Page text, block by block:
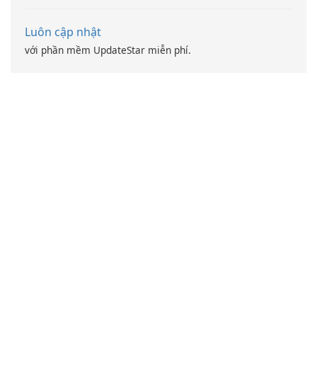
Luôn cập nhật
với phần mềm UpdateStar miễn phí.